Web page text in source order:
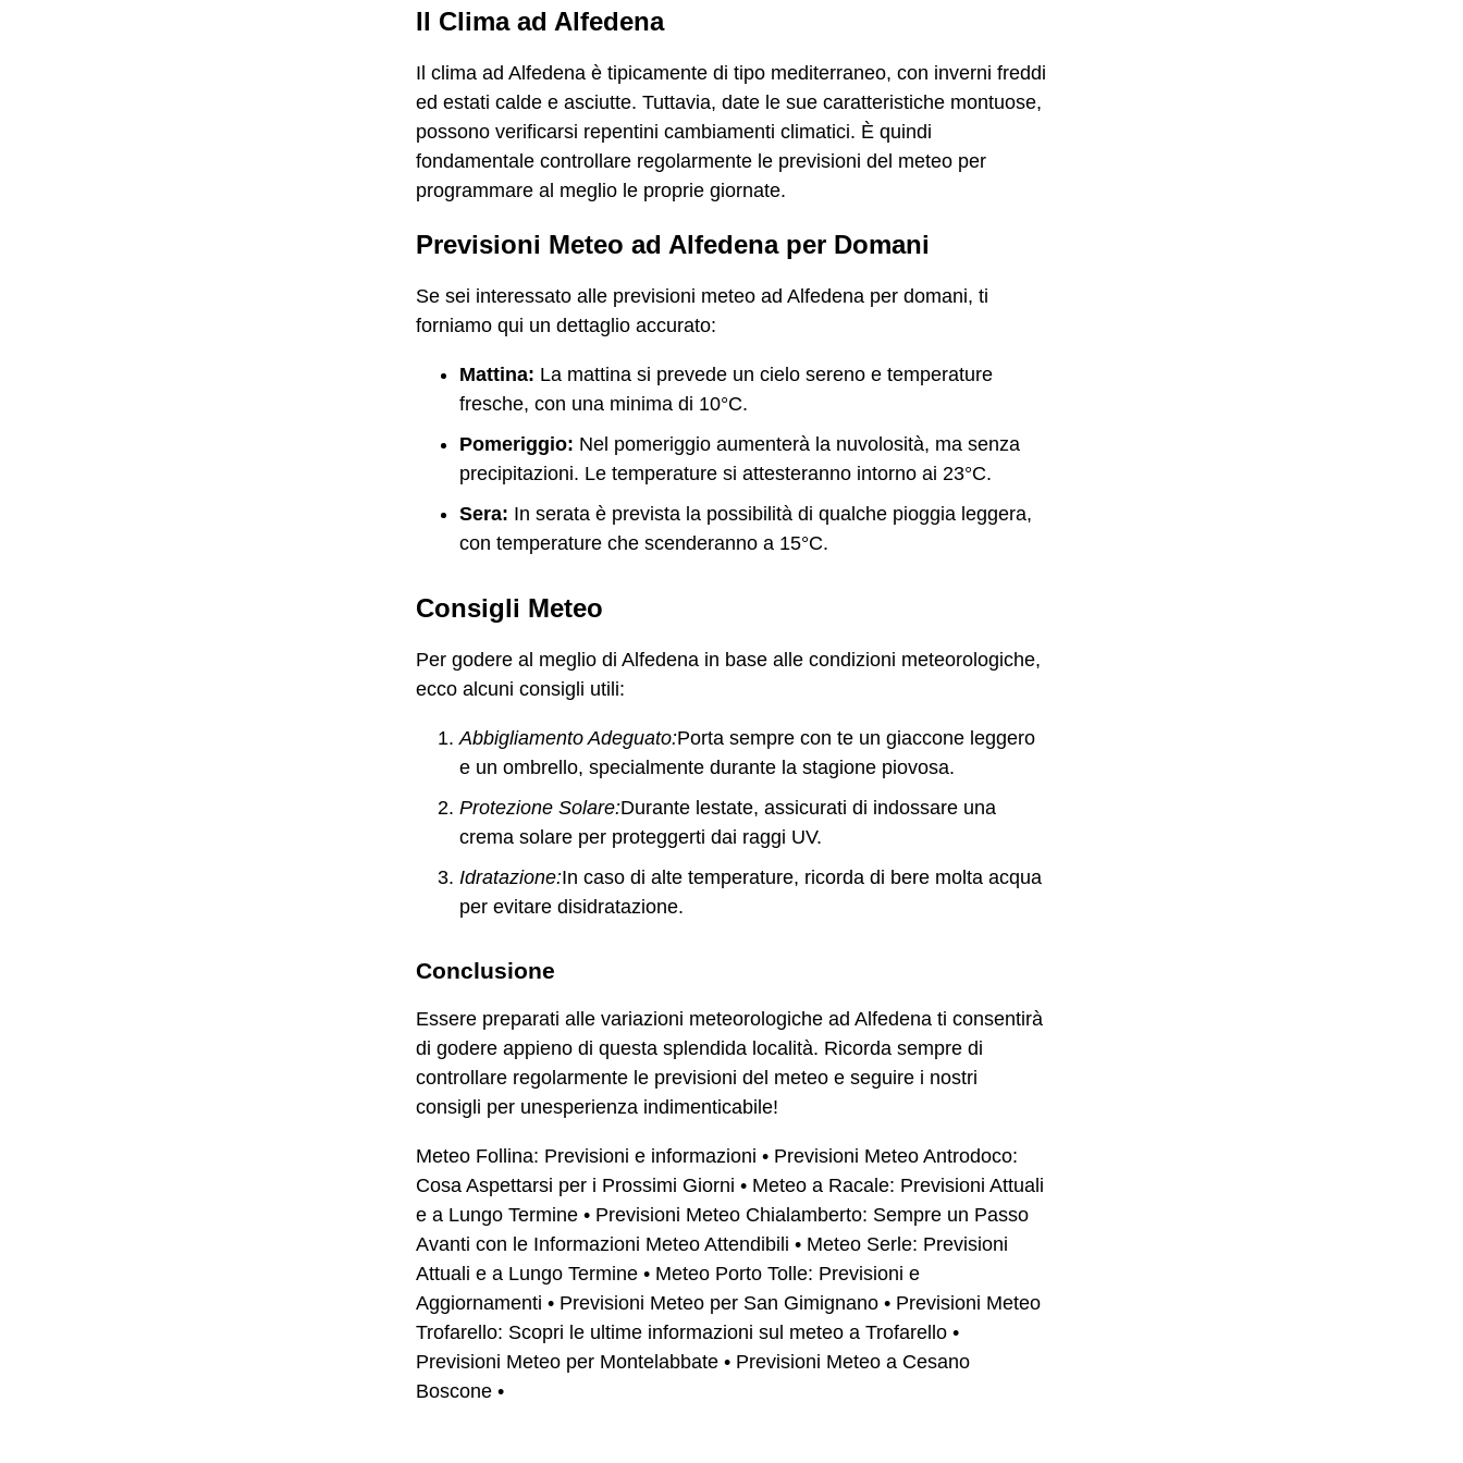
Il Clima ad Alfedena
Il clima ad Alfedena è tipicamente di tipo mediterraneo, con inverni freddi
ed estati calde e asciutte. Tuttavia, date le sue caratteristiche montuose,
possono verificarsi repentini cambiamenti climatici. È quindi
fondamentale controllare regolarmente le previsioni del meteo per
programmare al meglio le proprie giornate.
Previsioni Meteo ad Alfedena per Domani
Se sei interessato alle previsioni meteo ad Alfedena per domani, ti
forniamo qui un dettaglio accurato:
Mattina: La mattina si prevede un cielo sereno e temperature
fresche, con una minima di 10°C.
Pomeriggio: Nel pomeriggio aumenterà la nuvolosità, ma senza
precipitazioni. Le temperature si attesteranno intorno ai 23°C.
Sera: In serata è prevista la possibilità di qualche pioggia leggera,
con temperature che scenderanno a 15°C.
Consigli Meteo
Per godere al meglio di Alfedena in base alle condizioni meteorologiche,
ecco alcuni consigli utili:
Abbigliamento Adeguato:Porta sempre con te un giaccone leggero
e un ombrello, specialmente durante la stagione piovosa.
Protezione Solare:Durante lestate, assicurati di indossare una
crema solare per proteggerti dai raggi UV.
Idratazione:In caso di alte temperature, ricorda di bere molta acqua
per evitare disidratazione.
Conclusione
Essere preparati alle variazioni meteorologiche ad Alfedena ti consentirà
di godere appieno di questa splendida località. Ricorda sempre di
controllare regolarmente le previsioni del meteo e seguire i nostri
consigli per unesperienza indimenticabile!
Meteo Follina: Previsioni e informazioni • Previsioni Meteo Antrodoco:
Cosa Aspettarsi per i Prossimi Giorni • Meteo a Racale: Previsioni Attuali
e a Lungo Termine • Previsioni Meteo Chialamberto: Sempre un Passo
Avanti con le Informazioni Meteo Attendibili • Meteo Serle: Previsioni
Attuali e a Lungo Termine • Meteo Porto Tolle: Previsioni e
Aggiornamenti • Previsioni Meteo per San Gimignano • Previsioni Meteo
Trofarello: Scopri le ultime informazioni sul meteo a Trofarello •
Previsioni Meteo per Montelabbate • Previsioni Meteo a Cesano
Boscone •